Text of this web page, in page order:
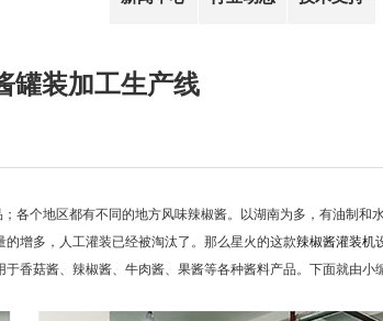
罐装加工生产线
个地区都有不同的地方风味辣椒酱。以湖南为多，有油制和
增多，人工灌装已经被淘汰了。那么星火的这款辣椒酱灌装机
香菇酱、辣椒酱、牛肉酱、果酱等各种酱料产品。下面就由小